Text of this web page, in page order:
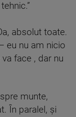
absolut toate.
eu nu am nicio
face , dar nu
munte,
În paralel, și